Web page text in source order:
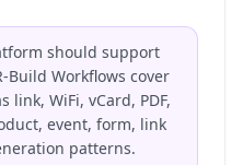
should support
Build Workflows cover
link, WiFi, vCard, PDF,
event, form, link
patterns.